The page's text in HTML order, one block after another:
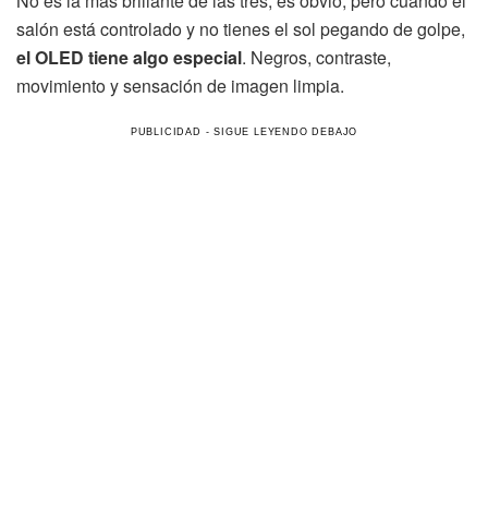
salón está controlado y no tienes el sol pegando de golpe,
el OLED tiene algo especial. Negros, contraste,
movimiento y sensación de imagen limpia.